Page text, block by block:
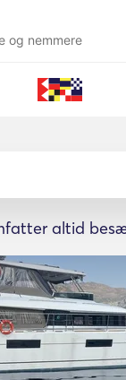
og nemmere
altid